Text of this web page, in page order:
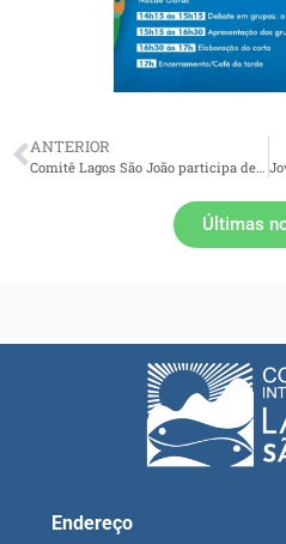
ANTERIOR
Últimas
Endereço